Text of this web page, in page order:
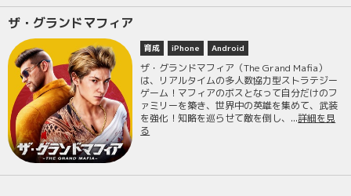
ザ・グランドマフィア
育成 iPhone Android
ザ・グランドマフィア（The Grand Mafia）
は、リアルタイムの多人数協力型ストラテジー
ゲーム！マフィアのボスとなって自分だけのフ
ァミリーを築き、世界中の英雄を集めて、武装
を強化！知略を巡らせて敵を倒し、...詳細を見
る